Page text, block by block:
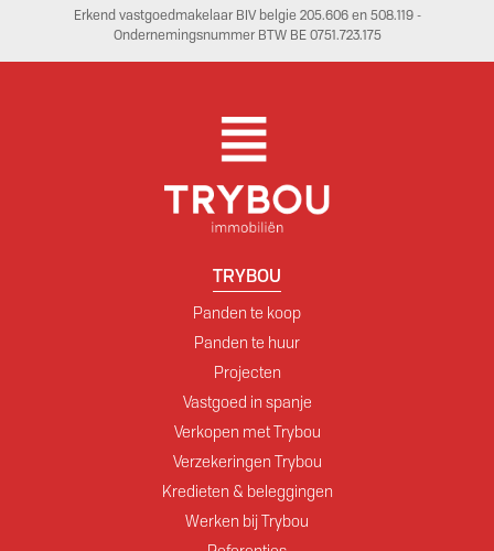
Erkend vastgoedmakelaar BIV belgie 205.606 en 508.119 -
Ondernemingsnummer BTW BE 0751.723.175
TRYBOU
Panden te koop
Panden te huur
Projecten
Vastgoed in spanje
Verkopen met Trybou
Verzekeringen Trybou
Kredieten & beleggingen
Werken bij Trybou